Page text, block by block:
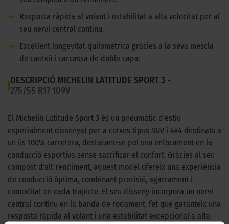
➜
Resposta ràpida al volant i estabilitat a alta velocitat per al
seu nervi central continu.
➜
Excel·lent longevitat quilomètrica gràcies a la seva mescla
de cautxú i carcassa de doble capa.
DESCRIPCIÓ MICHELIN LATITUDE SPORT 3 -
275/55 R17 109V
El Michelin Latitude Sport 3 és un pneumàtic d’estiu
especialment dissenyat per a cotxes tipus SUV i 4x4 destinats a
un ús 100% carretera, destacant-se pel seu enfocament en la
conducció esportiva sense sacrificar el confort. Gràcies al seu
compost d’alt rendiment, aquest model ofereix una experiència
de conducció òptima, combinant precisió, agarrament i
comoditat en cada trajecte. El seu disseny incorpora un nervi
central continu en la banda de rodament, fet que garanteix una
resposta ràpida al volant i una estabilitat excepcional a alta